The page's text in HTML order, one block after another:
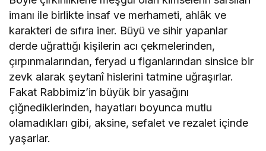
imanı ile birlikte insaf ve merhameti, ahlâk ve
karakteri de sıfıra iner. Büyü ve sihir yapanlar
derde uğrattığı kişilerin acı çekmelerinden,
çırpınmalarından, feryad u figanlarından sinsice bir
zevk alarak şeytanî hislerini tatmine uğraşırlar.
Fakat Rabbimiz’in büyük bir yasağını
çiğnediklerinden, hayatları boyunca mutlu
olamadıkları gibi, aksine, sefalet ve rezalet içinde
yaşarlar.